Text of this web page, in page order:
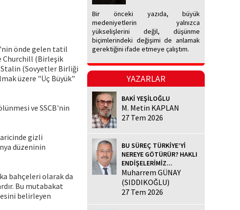
önde gelen tatil
Churchill (Birleşik
Stalin (Sovyetler Birliği
üzere "Üç Büyük"
ve SSCB'nin
gizli
düzeninin
bahçeleri olarak da
Bu mutabakat
belirleyen
Bir önceki yazıda, büyük
medeniyetlerin yalnızca
yükselişlerini değil, düşünme
biçimlerindeki değişimi de anlamak
gerektiğini ifade etmeye çalıştım.
YAZARLAR
BAKİ YEŞİLOĞLU
M. Metin KAPLAN
27 Tem 2026
BU SÜREÇ TÜRKİYE’Yİ
NEREYE GÖTÜRÜR? HAKLI
ENDİŞELERİMİZ...
Muharrem GÜNAY
(SIDDIKOĞLU)
27 Tem 2026